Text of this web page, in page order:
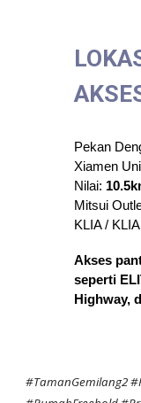
Pekan
Xiamen
Nilai:
Mitsui
KLIA /
Akses
seperti
Highway,
#TamanGemilang2